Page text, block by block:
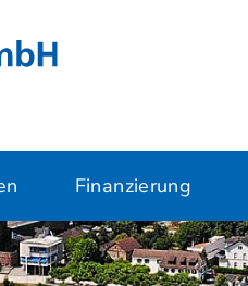
Finanzierung